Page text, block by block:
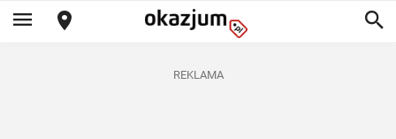
REKLAMA